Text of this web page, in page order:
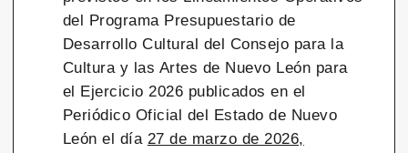
del Programa Presupuestario de
Desarrollo Cultural del Consejo para la
Cultura y las Artes de Nuevo León para
el Ejercicio 2026 publicados en el
Periódico Oficial del Estado de Nuevo
León el día 27 de marzo de 2026,